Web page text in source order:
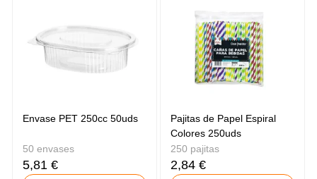
Envase PET 250cc 50uds
50 envases
5,81 €
Pajitas de Papel Espiral
Colores 250uds
250 pajitas
2,84 €